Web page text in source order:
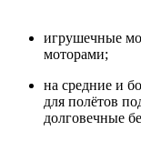
игрушечные
моторами;
на средние и
для полётов
долговечные